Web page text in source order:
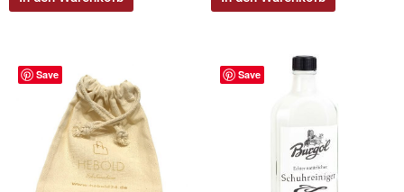
Save Save